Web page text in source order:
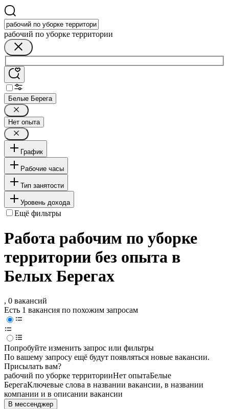
рабочий по уборке территории
Белые Берега
Нет опыта
График
Рабочие часы
Тип занятости
Уровень дохода
Ещё фильтры
Работа рабочим по уборке
территории без опыта в
Белых Берегах
, 0 вакансий
Есть 1 вакансия по похожим запросам
Попробуйте изменить запрос или фильтры
По вашему запросу ещё будут появляться новые вакансии.
Присылать вам?
рабочий по уборке территорииНет опытаБелые
БерегаКлючевые слова в названии вакансии, в названии
компании и в описании вакансии
В мессенджер